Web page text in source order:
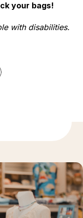
your bags!
with disabilities.